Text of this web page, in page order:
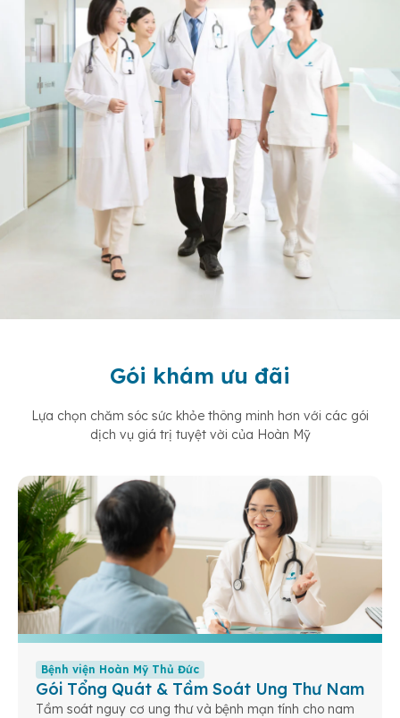
Gói khám ưu đãi
Lựa chọn chăm sóc sức khỏe thông minh hơn với các gói
dịch vụ giá trị tuyệt vời của Hoàn Mỹ
Bệnh viện Hoàn Mỹ Thủ Đức
Gói Tổng Quát & Tầm Soát Ung Thư Nam
Tầm soát nguy cơ ung thư và bệnh mạn tính cho nam